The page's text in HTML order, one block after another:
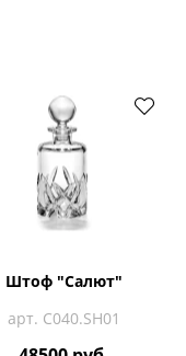
Штоф "Салют"
арт. C040.SH01